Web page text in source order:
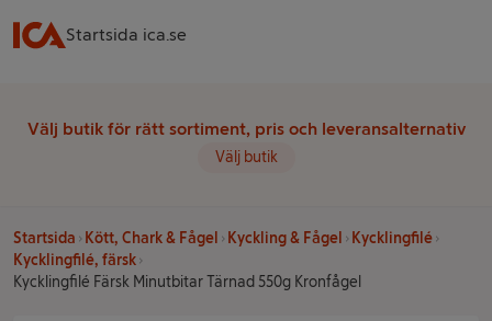
Startsida ica.se
Välj butik för rätt sortiment, pris och leveransalternativ
Välj butik
Startsida Kött, Chark & Fågel Kyckling & Fågel
Kycklingfilé
Kycklingfilé, färsk
Kycklingfilé Färsk Minutbitar Tärnad 550g Kronfågel